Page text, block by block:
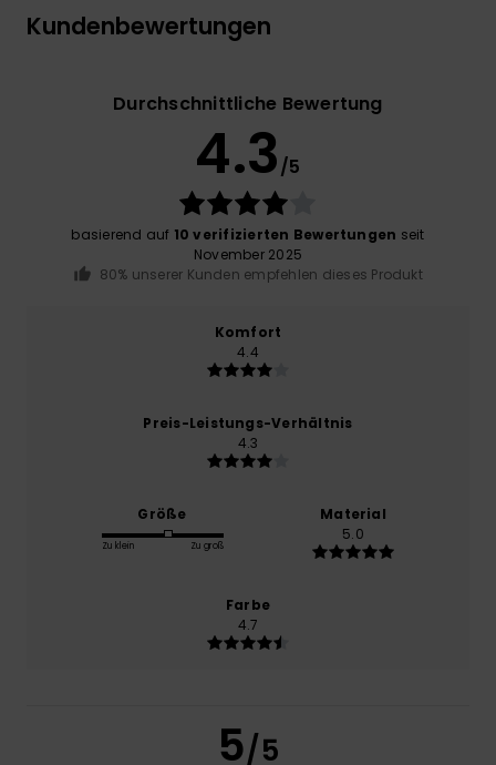
Kundenbewertungen
Durchschnittliche Bewertung
4.3/5
basierend auf 10 verifizierten Bewertungen seit
November 2025
80% unserer Kunden empfehlen dieses Produkt
Komfort
4.4
Preis-Leistungs-Verhältnis
4.3
Größe
Zu klein Zu groß
Material
5.0
Farbe
4.7
5/5